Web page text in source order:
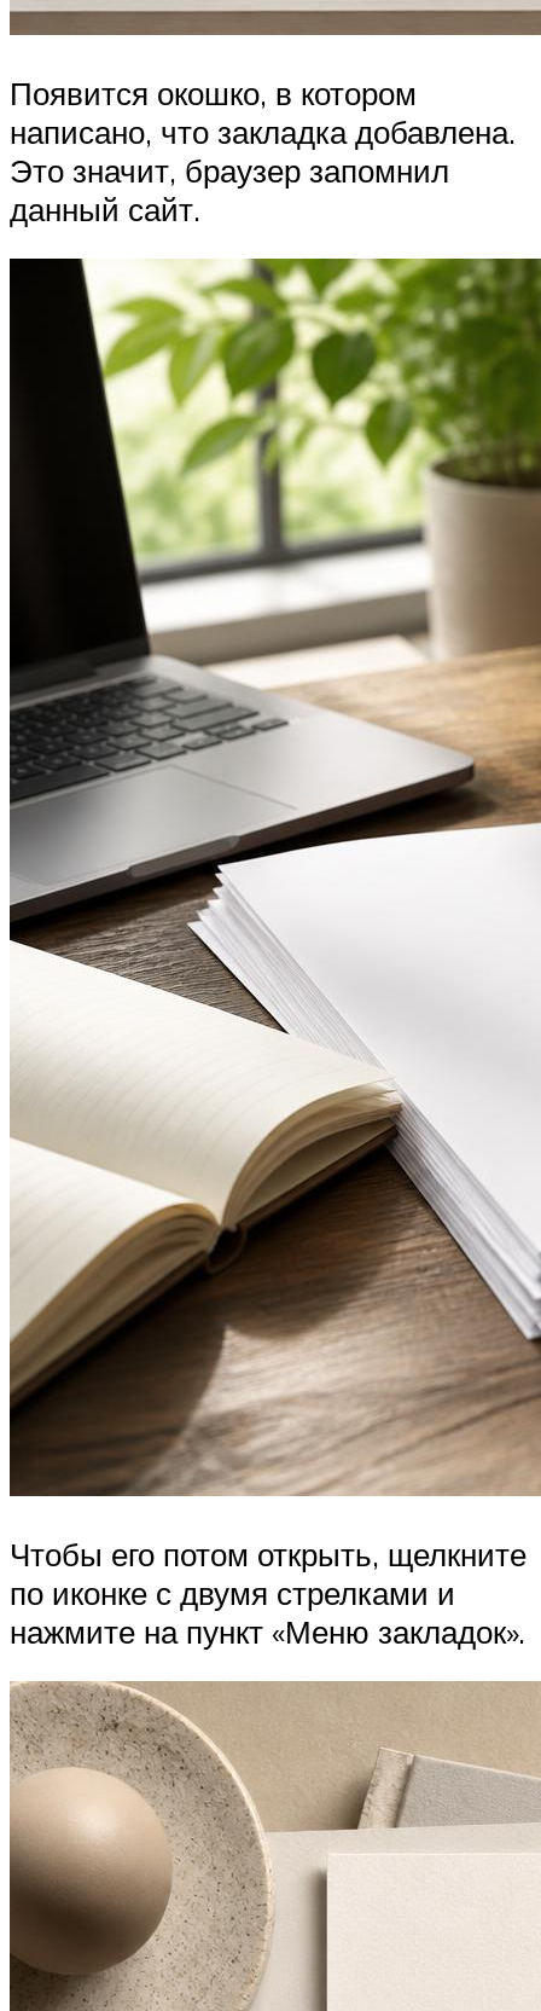
Появится окошко, в котором
написано, что закладка добавлена.
Это значит, браузер запомнил
данный сайт.
Чтобы его потом открыть, щелкните
по иконке с двумя стрелками и
нажмите на пункт «Меню закладок».